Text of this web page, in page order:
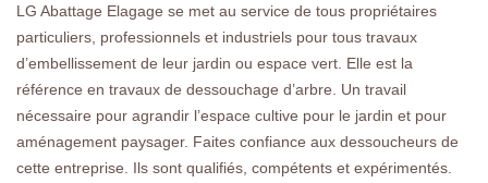
LG Abattage Elagage se met au service de tous propriétaires
particuliers, professionnels et industriels pour tous travaux
d’embellissement de leur jardin ou espace vert. Elle est la
référence en travaux de dessouchage d’arbre. Un travail
nécessaire pour agrandir l’espace cultive pour le jardin et pour
aménagement paysager. Faites confiance aux dessoucheurs de
cette entreprise. Ils sont qualifiés, compétents et expérimentés.